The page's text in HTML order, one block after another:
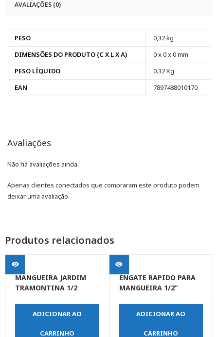
AVALIAÇÕES (0)
PESO
0,32 kg
DIMENSÕES DO PRODUTO (C X L X A)
0 x 0 x 0 mm
PESO LÍQUIDO
0.32 Kg
EAN
7897488010170
Avaliações
Não há avaliações ainda.
Apenas clientes conectados que compraram este produto podem
deixar uma avaliação.
Produtos relacionados
MANGUEIRA JARDIM
TRAMONTINA 1/2
ADICIONAR AO
CARRINHO
ENGATE RAPIDO PARA
MANGUEIRA 1/2”
ADICIONAR AO
CARRINHO